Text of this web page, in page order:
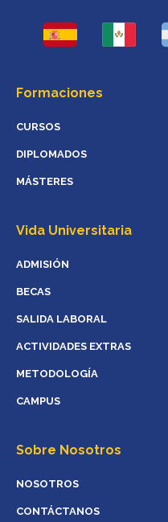
Formaciones
CURSOS
DIPLOMADOS
MÁSTERES
Vida Universitaria
ADMISIÓN
BECAS
SALIDA LABORAL
ACTIVIDADES EXTRAS
METODOLOGÍA
CAMPUS
Sobre Nosotros
NOSOTROS
CONTÁCTANOS